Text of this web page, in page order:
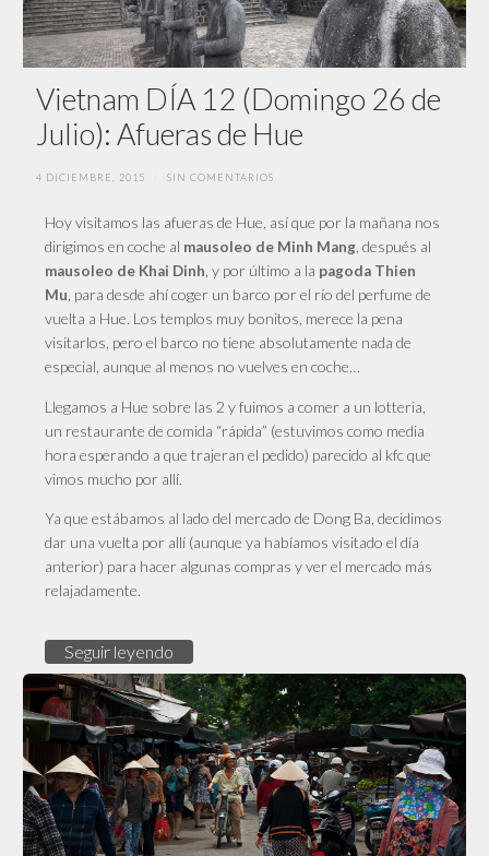
Vietnam DÍA 12 (Domingo 26 de
Julio): Afueras de Hue
4 DICIEMBRE, 2015 SIN COMENTARIOS
Hoy visitamos las afueras de Hue, así que por la mañana nos
dirigimos en coche al mausoleo de Minh Mang , después al
mausoleo de Khai Dinh , y por último a la pagoda Thien
Mu , para desde ahí coger un barco por el río del perfume de
vuelta a Hue. Los templos muy bonitos, merece la pena
visitarlos, pero el barco no tiene absolutamente nada de
especial, aunque al menos no vuelves en coche…
Llegamos a Hue sobre las 2 y fuimos a comer a un lotteria,
un restaurante de comida “rápida” (estuvimos como media
hora esperando a que trajeran el pedido) parecido al kfc que
vimos mucho por allí.
Ya que estábamos al lado del mercado de Dong Ba, decidimos
dar una vuelta por allí (aunque ya habíamos visitado el día
anterior) para hacer algunas compras y ver el mercado más
relajadamente.
Seguir leyendo